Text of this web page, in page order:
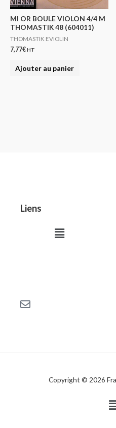
MI OR BOULE VIOLON 4/4 M
THOMASTIK 48 (604011)
THOMASTIK EVIOLIN
7,77€HT
Ajouter au panier
Liens
Menu
Copyright © 2026